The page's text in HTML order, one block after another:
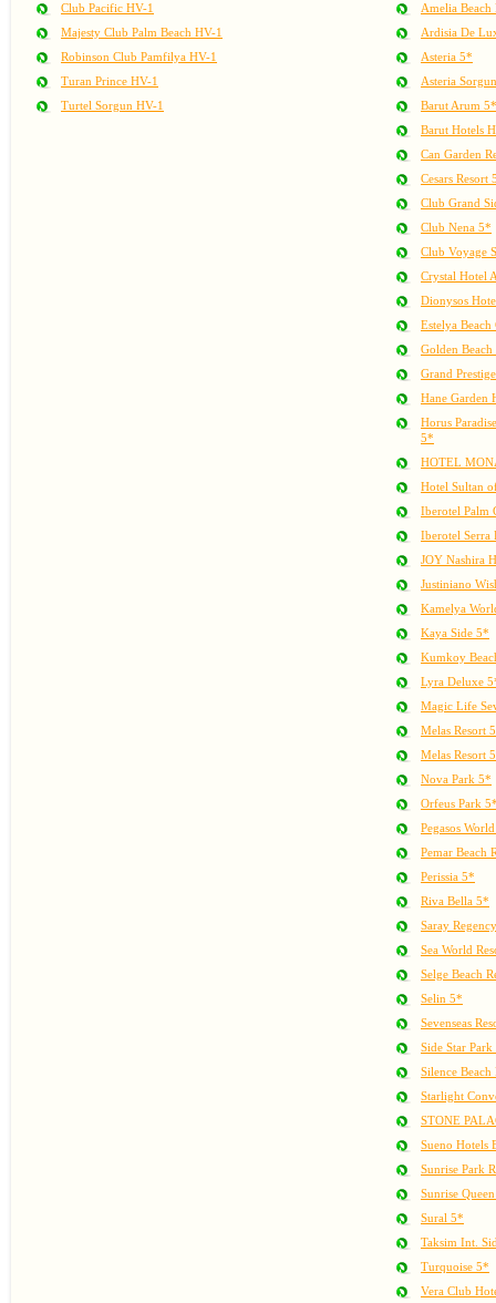
Club Pacific HV-1
Majesty Club Palm Beach HV-1
Robinson Club Pamfilya HV-1
Turan Prince HV-1
Turtel Sorgun HV-1
Amelia
Ardisia De
Asteria 5*
Asteria
Barut Arum 5*
Barut Hotels
Can Garden
Cesars Resort
Club Grand
Club Nena 5*
Club Voyage
Crystal Hotel
Dionysos
Estelya
Golden
Grand
Hane Garden
Horus
5*
HOTEL
Hotel Sultan
Iberotel Palm
Iberotel Serra
JOY Nashira
Justiniano
Kamelya
Kaya Side 5*
Kumkoy
Lyra Deluxe
Magic Life
Melas Resort
Melas Resort
Nova Park 5*
Orfeus Park
Pegasos
Pemar Beach
Perissia 5*
Riva Bella 5*
Saray
Sea World
Selge Beach
Selin 5*
Sevenseas
Side Star
Silence
Starlight
STONE
Sueno Hotels
Sunrise Park
Sunrise
Sural 5*
Taksim Int.
Turquoise 5*
Vera Club